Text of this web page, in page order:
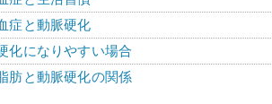
症と動脈硬化
化になりやすい場合
肪と動脈硬化の関係